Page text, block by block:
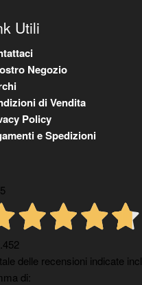
Utili
Negozio
di Vendita
Policy
e Spedizioni
delle recensioni indicate
di: